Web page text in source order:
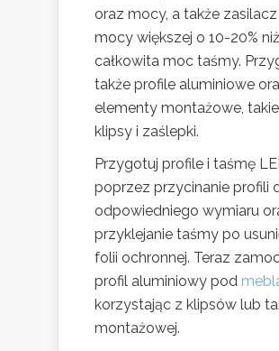
oraz mocy, a także
mocy większej o 10-20% niż
całkowita moc taśmy.
także profile aluminiowe
elementy montażowe,
klipsy i zaślepki.
Przygotuj profile i taśmę
poprzez przycinanie profili
odpowiedniego wymiaru
przyklejanie taśmy po
folii ochronnej. Teraz
profil aluminiowy pod
korzystając z klipsów lub
montażowej.